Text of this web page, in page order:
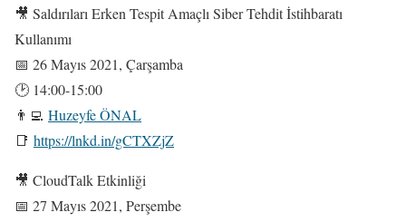
🎥 Saldırıları Erken Tespit Amaçlı Siber Tehdit İstihbaratı
Kullanımı
📅 26 Mayıs 2021, Çarşamba
🕑 14:00-15:00
👨‍💻 Huzeyfe ÖNAL
📑 https://lnkd.in/gCTXZjZ
🎥 CloudTalk Etkinliği
📅 27 Mayıs 2021, Perşembe